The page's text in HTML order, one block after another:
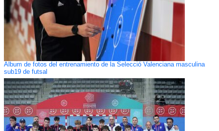
Álbum de fotos del entrenamiento de la Selecció Valenciana masculina
sub19 de futsal